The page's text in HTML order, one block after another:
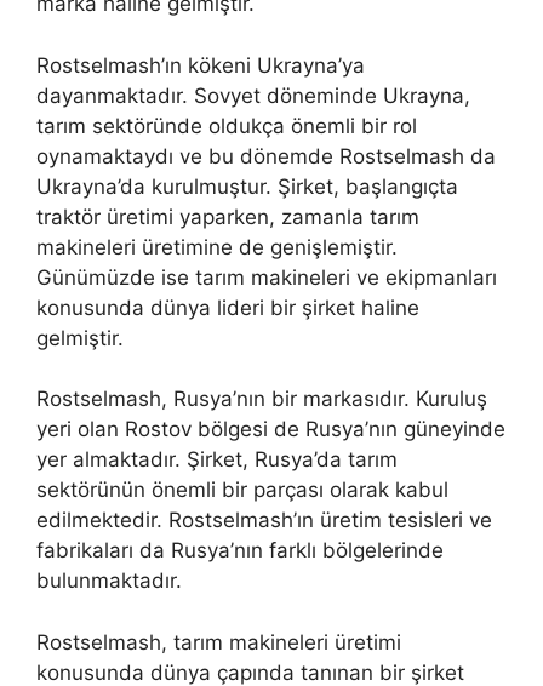
Rostselmash’ın kökeni Ukrayna’ya
dayanmaktadır. Sovyet döneminde Ukrayna,
tarım sektöründe oldukça önemli bir rol
oynamaktaydı ve bu dönemde Rostselmash da
Ukrayna’da kurulmuştur. Şirket, başlangıçta
traktör üretimi yaparken, zamanla tarım
makineleri üretimine de genişlemiştir.
Günümüzde ise tarım makineleri ve ekipmanları
konusunda dünya lideri bir şirket haline
gelmiştir.
Rostselmash, Rusya’nın bir markasıdır. Kuruluş
yeri olan Rostov bölgesi de Rusya’nın güneyinde
yer almaktadır. Şirket, Rusya’da tarım
sektörünün önemli bir parçası olarak kabul
edilmektedir. Rostselmash’ın üretim tesisleri ve
fabrikaları da Rusya’nın farklı bölgelerinde
bulunmaktadır.
Rostselmash, tarım makineleri üretimi
konusunda dünya çapında tanınan bir şirket